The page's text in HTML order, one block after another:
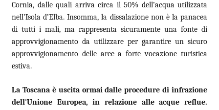
Cornia, dalle quali arriva circa il 50% dell’acqua utilizzata
nell’Isola d’Elba. Insomma, la dissalazione non è la panacea
di tutti i mali, ma rappresenta sicuramente una fonte di
approvvigionamento da utilizzare per garantire un sicuro
approvvigionamento delle aree a forte vocazione turistica
estiva.
La Toscana è uscita ormai dalle procedure di infrazione
dell'Unione Europea, in relazione alle acque reflue.